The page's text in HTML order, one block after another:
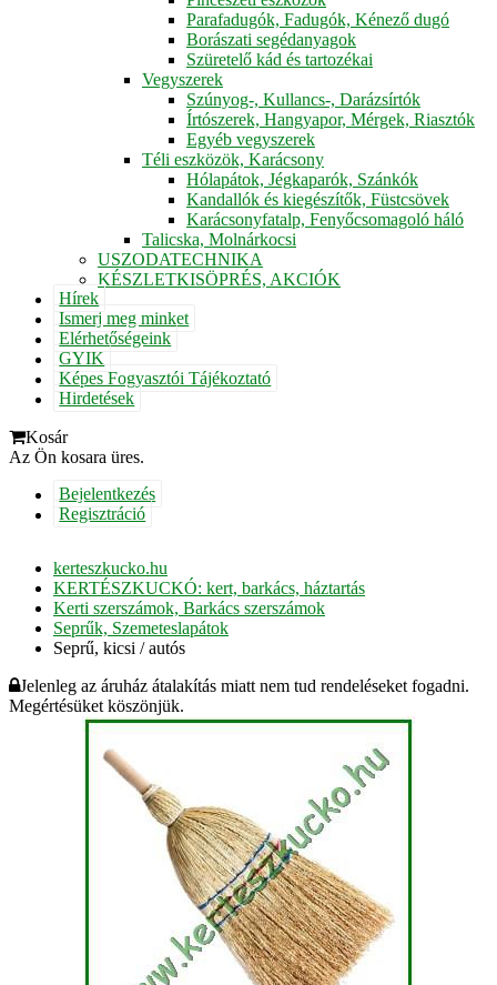
Parafadugók, Fadugók, Kénező dugó
Borászati segédanyagok
Szüretelő kád és tartozékai
Vegyszerek
Szúnyog-, Kullancs-, Darázsírtók
Írtószerek, Hangyapor, Mérgek, Riasztók
Egyéb vegyszerek
Téli eszközök, Karácsony
Hólapátok, Jégkaparók, Szánkók
Kandallók és kiegészítők, Füstcsövek
Karácsonyfatalp, Fenyőcsomagoló háló
Talicska, Molnárkocsi
USZODATECHNIKA
KÉSZLETKISÖPRÉS, AKCIÓK
Hírek
Ismerj meg minket
Elérhetőségeink
GYIK
Képes Fogyasztói Tájékoztató
Hirdetések
Kosár
Az Ön kosara üres.
Bejelentkezés
Regisztráció
kerteszkucko.hu
KERTÉSZKUCKÓ: kert, barkács, háztartás
Kerti szerszámok, Barkács szerszámok
Seprűk, Szemeteslapátok
Seprű, kicsi / autós
Jelenleg az áruház átalakítás miatt nem tud rendeléseket fogadni.
Megértésüket köszönjük.